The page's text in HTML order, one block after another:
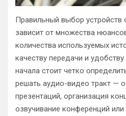
Правильный выбор устройств
зависит от множества
количества используемых
качеству передачи и
начала стоит четко
решать аудио-видео тракт —
презентаций, организация
озвучивание конференций